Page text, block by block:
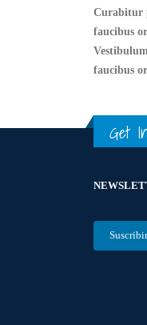
Curabitur
faucibus
faucibus
Get